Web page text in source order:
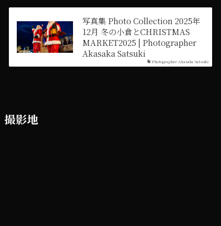
Photographer Akasaka Satsuki
写真集 Photo Collection 2025年
12月 冬の小倉とCHRISTMAS
MARKET2025 | Photographer
Akasaka Satsuki
撮影地